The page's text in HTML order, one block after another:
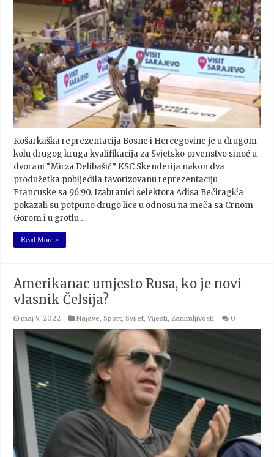
Košarkaška reprezentacija Bosne i Hercegovine je u drugom
kolu drugog kruga kvalifikacija za Svjetsko prvenstvo sinoć u
dvorani “Mirza Delibašić” KSC Skenderija nakon dva
produžetka pobijedila favorizovanu reprezentaciju
Francuske sa 96:90. Izabranici selektora Adisa Bećiragića
pokazali su potpuno drugo lice u odnosu na meča sa Crnom
Gorom i u grotlu …
Read More »
Amerikanac umjesto Rusa, ko je novi
vlasnik Čelsija?
maj 9, 2022 Najave,Sport,Svijet,Vijesti,Zanimljivosti 0